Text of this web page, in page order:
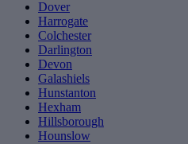
Dover
Harrogate
Colchester
Darlington
Devon
Galashiels
Hunstanton
Hexham
Hillsborough
Hounslow